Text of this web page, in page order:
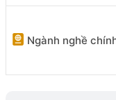
Ngành nghề